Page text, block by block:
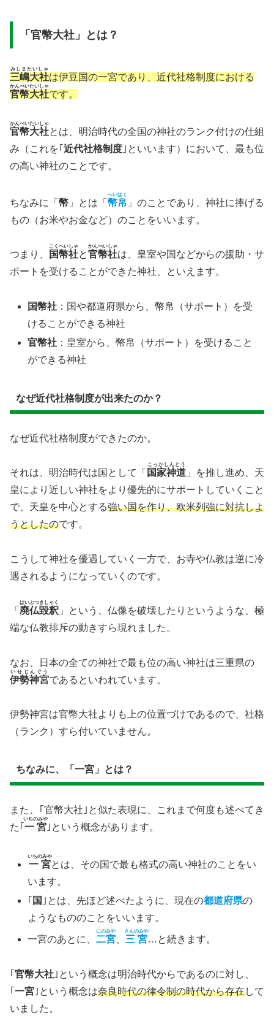
「官幣大社」とは？
三嶋大社
みしまたいしゃ
は伊豆国の一宮であり、近代社格制度における
官幣大社
かんぺいたいしゃ
です。
官幣大社
かんぺいたいしゃ
とは、明治時代の全国の神社のランク付けの仕組
み（これを｢ 近代社格制度 ｣といいます）において、最も位
の高い神社のことです。
ちなみに「 幣 」とは「 幣帛
へいはく
」のことであり、神社に捧げる
もの（お米やお金など）のことをいいます。
つまり、 国幣社
こくへいしゃ
と官幣社
かんぺいしゃ
は、皇室や国などからの援助・サ
ポートを受けることができた神社、といえます。
国幣社 ：国や都道府県から、幣帛（サポート）を受
けることができる神社
官幣社 ：皇室から、幣帛（サポート）を受けること
ができる神社
なぜ近代社格制度が出来たのか？
なぜ近代社格制度ができたのか。
それは、明治時代は国として「 国家神道
こっかしんとう
」を推し進め、天
皇により近しい神社をより優先的にサポートしていくこと
で、天皇を中心とする強い国を作り、欧米列強に対抗しよ
うとしたのです。
こうして神社を優遇していく一方で、お寺や仏教は逆に冷
遇されるようになっていくのです。
「 廃仏毀釈
はいぶつきしゃく
」という、仏像を破壊したりというような、極
端な仏教排斥の動きすら現れました。
なお、日本の全ての神社で最も位の高い神社は三重県の
伊勢神宮
いせじんぐう
であるといわれています。
伊勢神宮は官幣大社よりも上の位置づけであるので、社格
（ランク）すら付いていません。
ちなみに、「一宮」とは？
また、｢官幣大社｣と似た表現に、これまで何度も述べてき
た｢ 一宮
いちのみや
｣という概念があります。
一宮
いちのみや
とは、その国で最も格式の高い神社のことをい
います。
｢ 国 ｣とは、先ほど述べたように、現在の都道府県の
ようなもののことをいいます。
一宮のあとに、二宮
にのみや
三宮
さんのみや
…と続きます。
｢ 官幣大社 ｣という概念は明治時代からであるのに対し、
｢ 一宮 ｣という概念は奈良時代の律令制の時代から存在して
いました。